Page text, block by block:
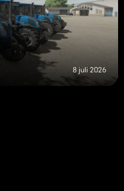
8 juli 2026